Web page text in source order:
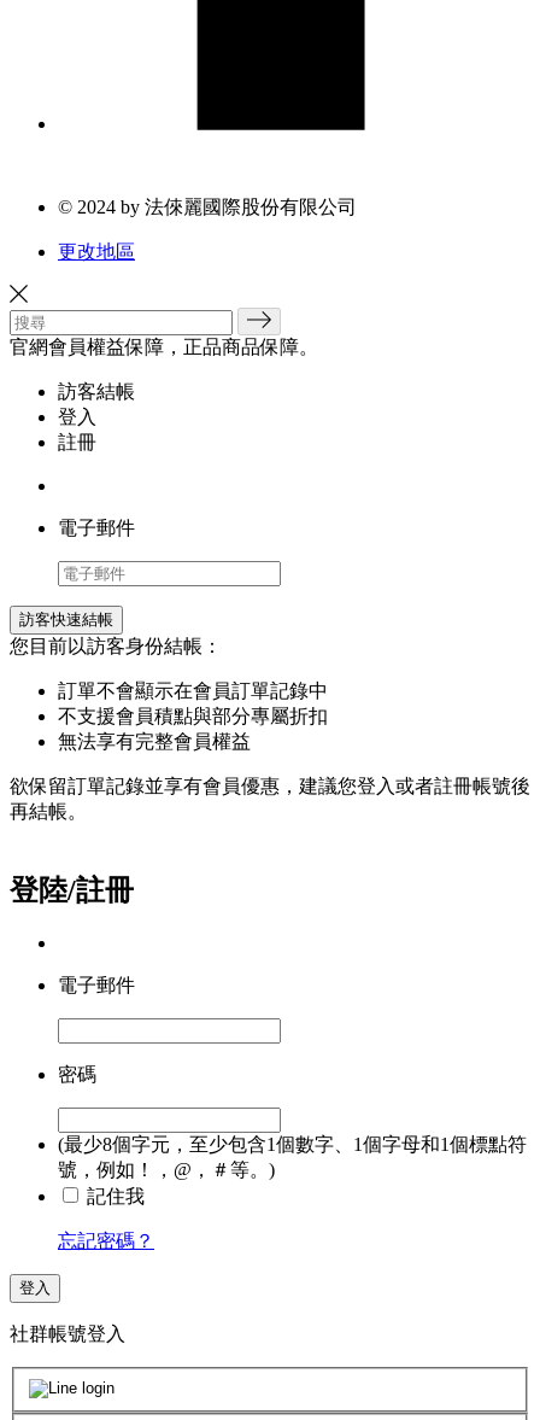
© 2024 by 法倈麗國際股份有限公司
更改地區
官網會員權益保障，正品商品保障。
訪客結帳
登入
註冊
電子郵件
訪客快速結帳
您目前以訪客身份結帳：
訂單不會顯示在會員訂單記錄中
不支援會員積點與部分專屬折扣
無法享有完整會員權益
欲保留訂單記錄並享有會員優惠，建議您登入或者註冊帳號後
再結帳。
登陸/註冊
電子郵件
密碼
(最少8個字元，至少包含1個數字、1個字母和1個標點符
號，例如！，@，＃等。)
記住我
忘記密碼？
登入
社群帳號登入